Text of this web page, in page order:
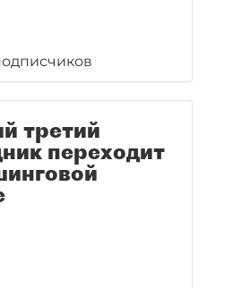
третий
переходит